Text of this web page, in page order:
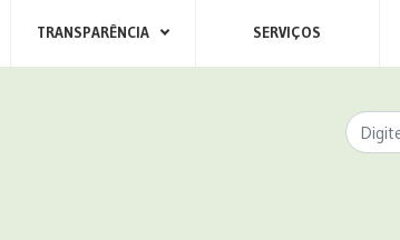
TRANSPARÊNCIA SERVIÇOS